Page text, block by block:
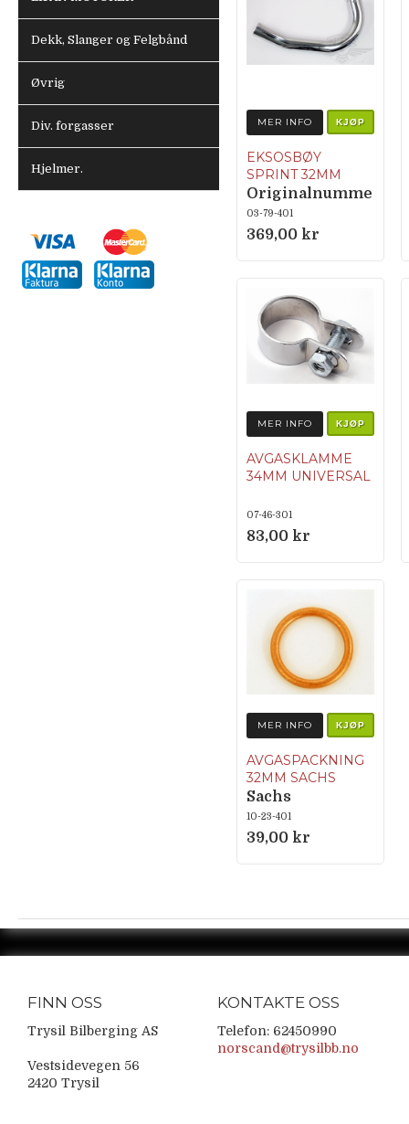
Dekk, Slanger og Felgbånd
Øvrig
Div. forgasser
Hjelmer.
MER INFO KJØP
EKSOSBØY
SPRINT 32MM
Originalnumme
r Hercules: 685
190 01 01 (Sachs:
03-79-401
369,00 kr
MER INFO KJØP
AVGASKLAMME
34MM UNIVERSAL
07-46-301
83,00 kr
MER INFO KJØP
AVGASPACKNING
32MM SACHS
Sachs
10-23-401
39,00 kr
FINN OSS
Trysil Bilberging AS
Vestsidevegen 56
2420 Trysil
KONTAKTE OSS
Telefon: 62450990
norscand@trysilbb.no